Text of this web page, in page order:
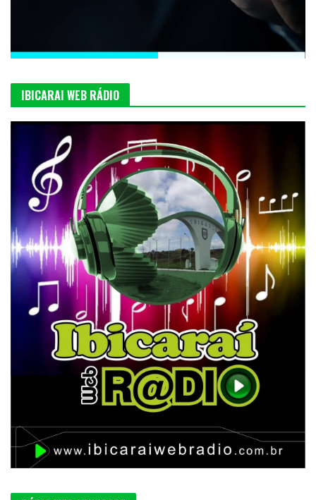
IBICARAI WEB RÁDIO